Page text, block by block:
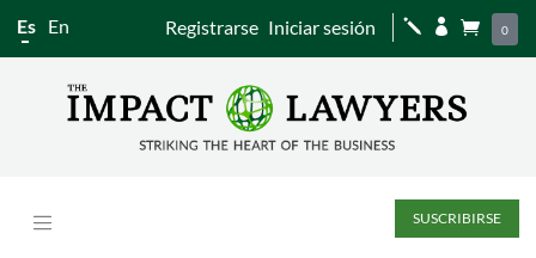
Es En Registrarse Iniciar sesión j   0
SUSCRIBIRSE